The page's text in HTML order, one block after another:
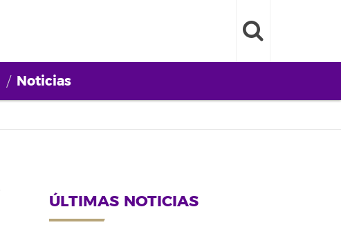
Noticias
ÚLTIMAS NOTICIAS